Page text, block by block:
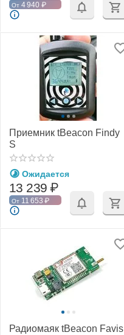
От 4 940 ₽
Приемник tBeacon Findy
S
Ожидается
13 239 ₽
От 11 653 ₽
Радиомаяк tBeacon Favis